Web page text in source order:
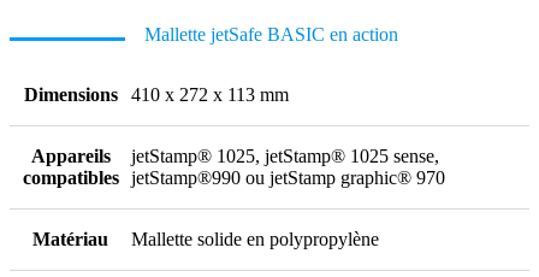
Mallette jetSafe BASIC en action
Dimensions 410 x 272 x 113 mm
Appareils
compatibles
jetStamp® 1025, jetStamp® 1025 sense,
jetStamp®990 ou jetStamp graphic® 970
Matériau Mallette solide en polypropylène